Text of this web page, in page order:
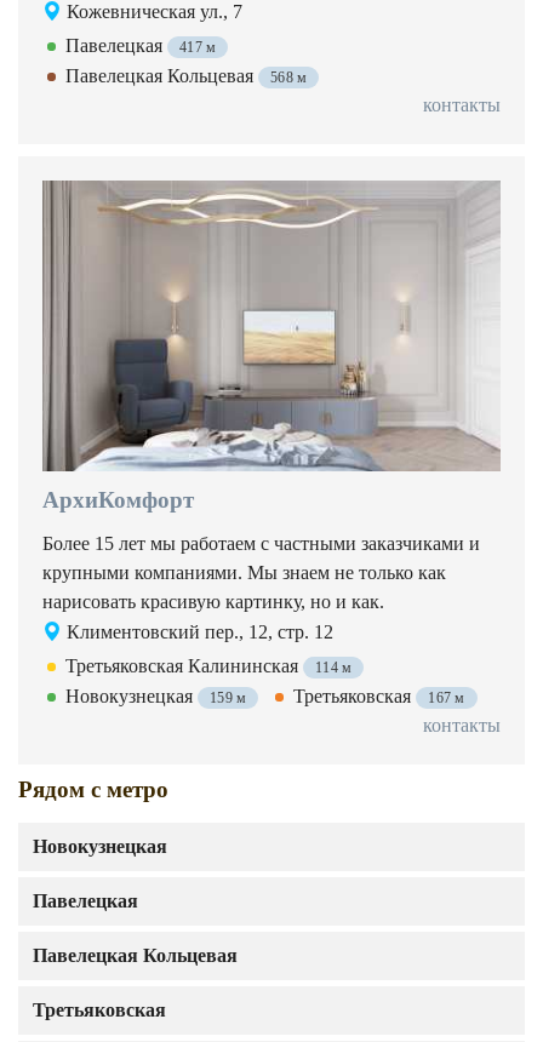
Кожевническая ул., 7
Павелецкая
417 м
Павелецкая Кольцевая 568 м
контакты
АрхиКомфорт
Более 15 лет мы работаем с частными заказчиками и
крупными компаниями. Мы знаем не только как
нарисовать красивую картинку, но и как.
Климентовский пер., 12, стр. 12
Третьяковская Калининская
114 м
Новокузнецкая 159 м Третьяковская 167 м
контакты
Рядом с метро
Новокузнецкая
Павелецкая
Павелецкая Кольцевая
Третьяковская